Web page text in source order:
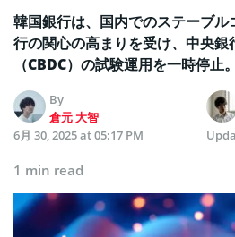
韓国銀行は、国内でのステーブ
行の関心の高まりを受け、中央銀
（CBDC）の試験運用を一時停止。
By
倉元 大智
6月 30, 2025 at 05:17 PM
1 min read